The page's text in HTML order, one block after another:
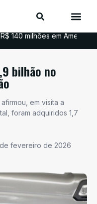
140 milhões em
bilhão no
em visita a
foram adquiridos 1,7
fevereiro de 2026